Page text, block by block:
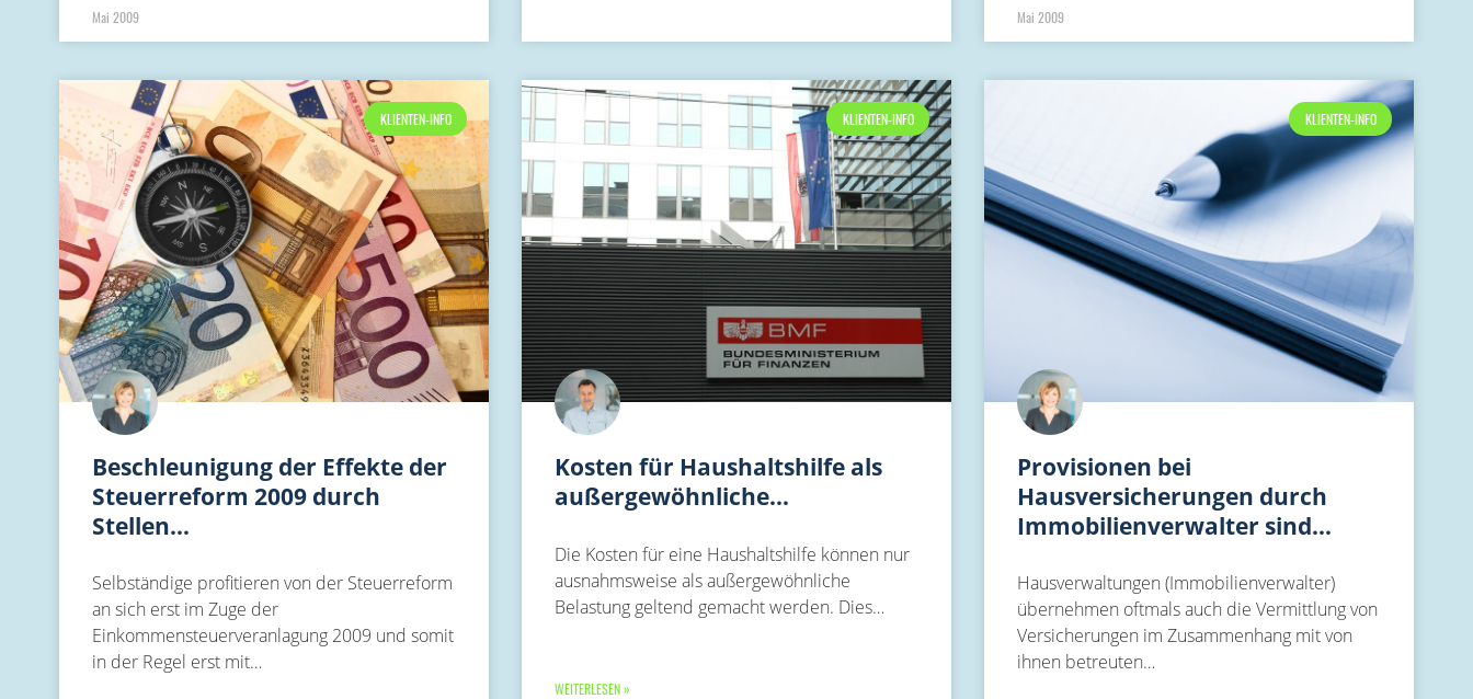
Mai 2009 Mai 2009
KLIENTEN-INFO
Beschleunigung der Effekte der
Steuerreform 2009 durch
Stellen…
Selbständige profitieren von der Steuerreform
an sich erst im Zuge der
Einkommensteuerveranlagung 2009 und somit
in der Regel erst mit…
KLIENTEN-INFO
Kosten für Haushaltshilfe als
außergewöhnliche…
Die Kosten für eine Haushaltshilfe können nur
ausnahmsweise als außergewöhnliche
Belastung geltend gemacht werden. Dies…
WEITERLESEN »
KLIENTEN-INFO
Provisionen bei
Hausversicherungen durch
Immobilienverwalter sind…
Hausverwaltungen (Immobilienverwalter)
übernehmen oftmals auch die Vermittlung von
Versicherungen im Zusammenhang mit von
ihnen betreuten…